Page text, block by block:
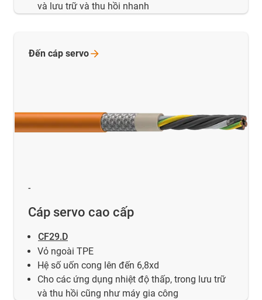
và lưu trữ và thu hồi nhanh
-
Cáp servo cao cấp
CF29.D
Vỏ ngoài TPE
Hệ số uốn cong lên đến 6,8xd
Cho các ứng dụng nhiệt độ thấp, trong lưu trữ
và thu hồi cũng như máy gia công
Đến cáp servo